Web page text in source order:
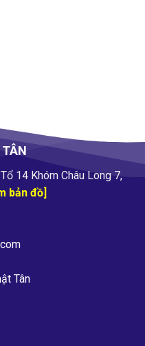
14 Khóm Châu Long 7,
bản đồ]
Tân